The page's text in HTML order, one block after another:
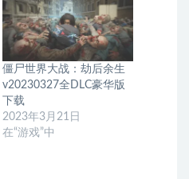
僵尸世界大战：劫后余生
v20230327全DLC豪华版
下载
2023年3月21日
在“游戏”中